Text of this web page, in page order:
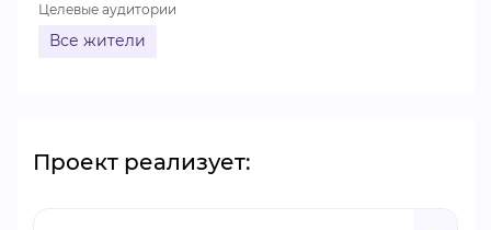
Целевые аудитории
Все жители
Проект реализует: